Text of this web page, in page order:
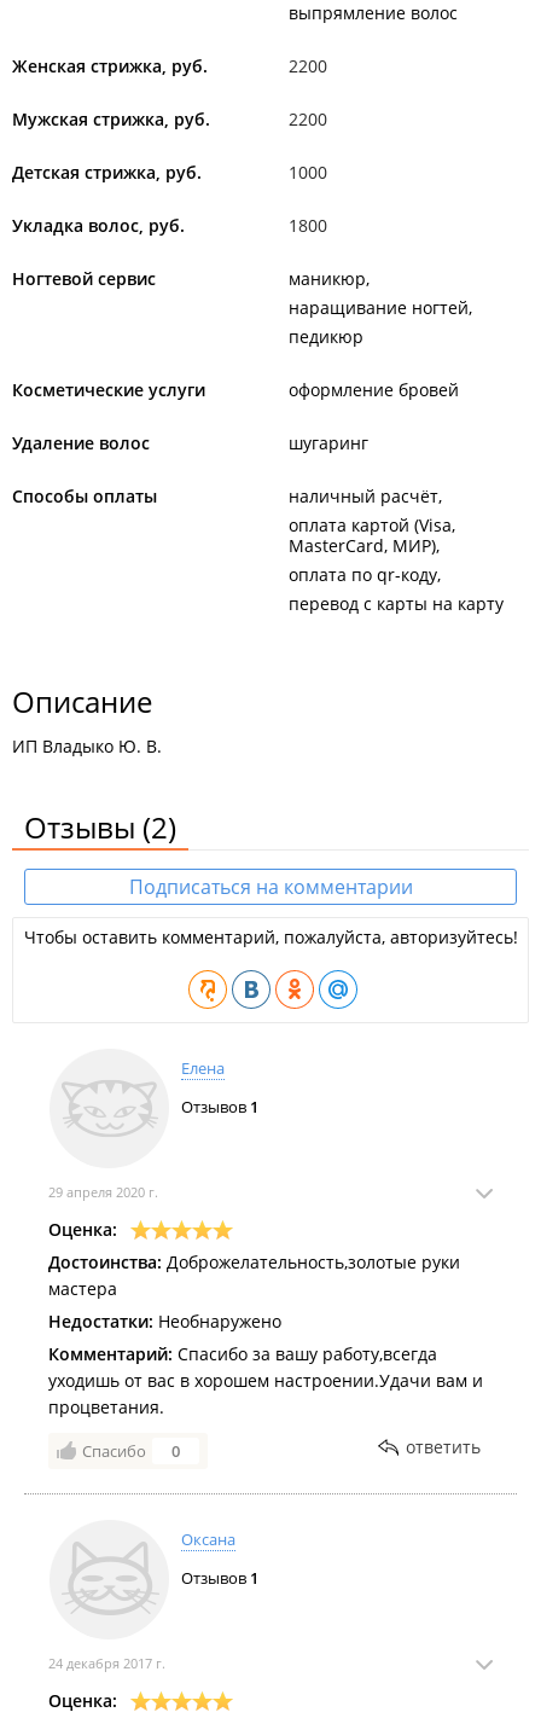
выпрямление волос
Женская стрижка, руб. 2200
Мужская стрижка, руб. 2200
Детская стрижка, руб. 1000
Укладка волос, руб. 1800
Ногтевой сервис
маникюр
наращивание ногтей
педикюр
Косметические услуги оформление бровей
Удаление волос шугаринг
Способы оплаты
наличный расчёт
оплата картой (Visa,
MasterCard, МИР)
оплата по qr-коду
перевод с карты на карту
Описание
ИП Владыко Ю. В.
Отзывы (2)
Подписаться на комментарии
Чтобы оставить комментарий, пожалуйста, авторизуйтесь!
Елена
Отзывов 1
29 апреля 2020 г.
Оценка:
Достоинства: Доброжелательность,золотые руки
мастера
Недостатки: Необнаружено
Комментарий: Спасибо за вашу работу,всегда
уходишь от вас в хорошем настроении.Удачи вам и
процветания.
Спасибо 0 ответить
Оксана
Отзывов 1
24 декабря 2017 г.
Оценка: